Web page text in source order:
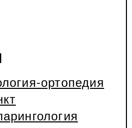
ортопедия